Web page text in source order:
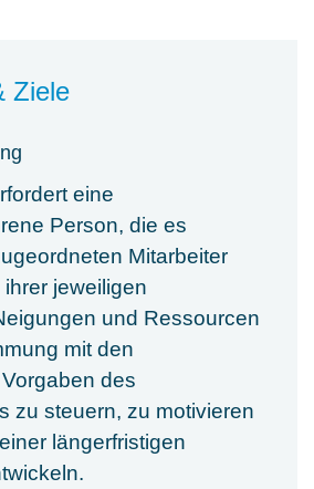
Ziele
eine
Person, die es
Mitarbeiter
jeweiligen
und Ressourcen
mit den
des
zu steuern, zu motivieren
längerfristigen